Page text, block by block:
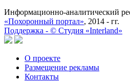
Информационно-аналитический
«Похоронный портал», 2014 - гг.
Поддержка - © Cтудия «Interland»
О проекте
Размещение рекламы
Контакты